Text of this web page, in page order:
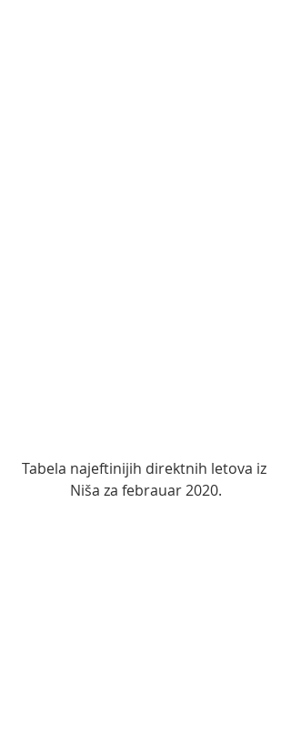
Tabela najeftinijih direktnih letova iz
Niša za febrauar 2020.